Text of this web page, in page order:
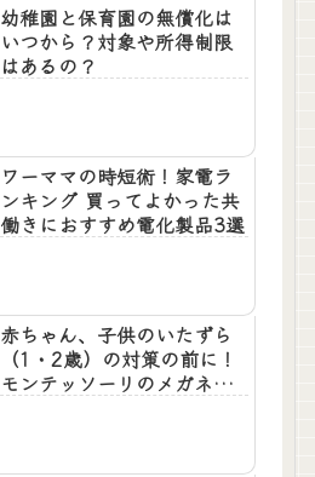
幼稚園と保育園の無償化は
いつから？対象や所得制限
はあるの？
ワーママの時短術！家電ラ
ンキング 買ってよかった共
働きにおすすめ電化製品3選
赤ちゃん、子供のいたずら
（1・2歳）の対策の前に！
モンテッソーリのメガネで